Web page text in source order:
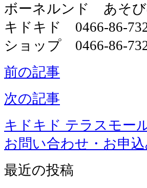
ボーネルンド あそび
キドキド 0466-86-
ショップ 0466-86-
前の記事
次の記事
キドキド テラスモー
お問い合わせ・お申
最近の投稿